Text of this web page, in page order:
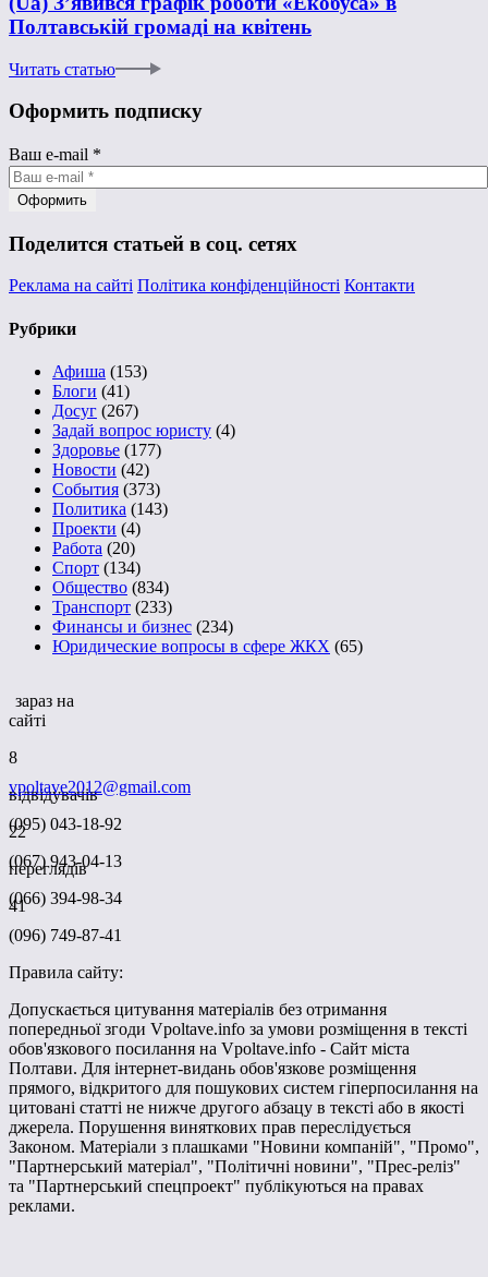
Полтавській громаді на квітень
Читать статью
Оформить подписку
Ваш e-mail *
Поделится статьей в соц. сетях
Реклама на сайті Політика конфіденційності Контакти
Рубрики
Афиша (153)
Блоги (41)
Досуг (267)
Задай вопрос юристу (4)
Здоровье (177)
Новости (42)
События (373)
Политика (143)
Проекти (4)
Работа (20)
Спорт (134)
Общество (834)
Транспорт (233)
Финансы и бизнес (234)
Юридические вопросы в сфере ЖКХ (65)
зараз на
сайті
8
відвідувачів
22
переглядів
41
vpoltave2012@gmail.com
(095) 043-18-92
(067) 943-04-13
(066) 394-98-34
(096) 749-87-41
Правила сайту:
Допускається цитування матеріалів без отримання
попередньої згоди Vpoltave.info за умови розміщення в тексті
обов'язкового посилання на Vpoltave.info - Сайт міста
Полтави. Для інтернет-видань обов'язкове розміщення
прямого, відкритого для пошукових систем гіперпосилання на
цитовані статті не нижче другого абзацу в тексті або в якості
джерела. Порушення виняткових прав переслідується
Законом. Матеріали з плашками "Новини компаній", "Промо",
"Партнерський матеріал", "Політичні новини", "Прес-реліз"
та "Партнерський спецпроект" публікуються на правах
реклами.